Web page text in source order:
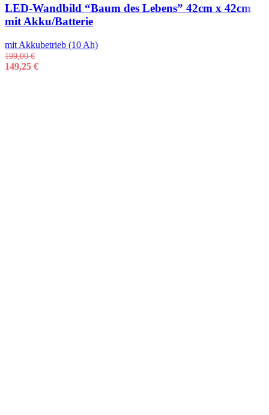
LED-Wandbild “Baum des Lebens” 42cm x 42cm
mit Akku/Batterie
mit Akkubetrieb (10 Ah)
199,00€
149,25 €